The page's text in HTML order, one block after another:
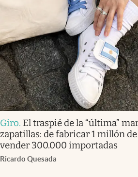
Giro. El traspié de la “última”
zapatillas: de fabricar 1 millón de
vender 300.000 importadas
Ricardo Quesada